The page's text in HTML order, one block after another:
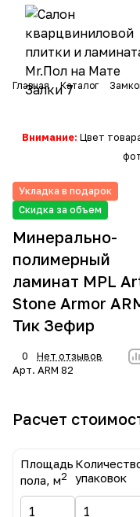
Главная Каталог
Внимание: Цвет
Укладка в подарок
Скидка за объем
Минерально-
полимерный
ламинат MPL
Stone Armor
Тик Зефир
0
Нет отзывов
Арт. ARM 82
Расчет
Площадь
пола, м2
упаковок